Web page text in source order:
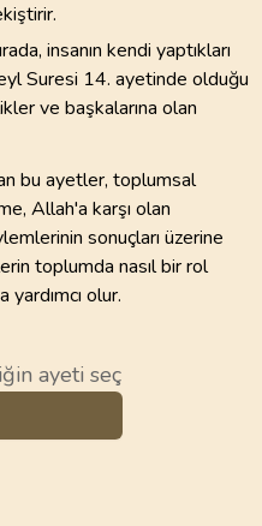
insanın kendi yaptıkları
Suresi 14. ayetinde olduğu
ve başkalarına olan
bu ayetler, toplumsal
Allah'a karşı olan
sonuçları üzerine
toplumda nasıl bir rol
yardımcı olur.
ayeti seç